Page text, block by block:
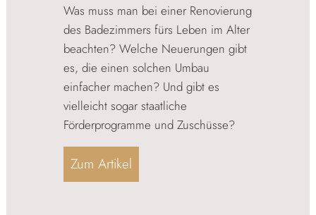
Was muss man bei einer Renovierung
des Badezimmers fürs Leben im Alter
beachten? Welche Neuerungen gibt
es, die einen solchen Umbau
einfacher machen? Und gibt es
vielleicht sogar staatliche
Förderprogramme und Zuschüsse?
Zum Artikel